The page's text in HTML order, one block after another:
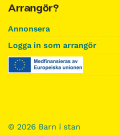
Arrangör?
Annonsera
Logga in som arrangör
© 2026 Barn i stan